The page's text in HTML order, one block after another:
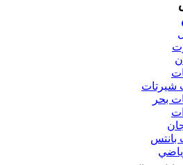
شيرتات
بحر
بانتس